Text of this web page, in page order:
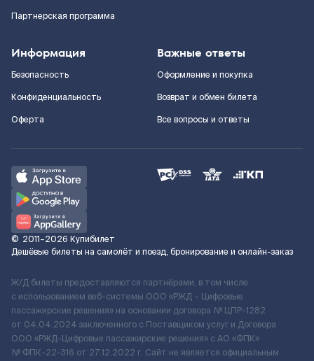
Партнерская программа
Информация
Безопасность
Конфиденциальность
Оферта
Важные ответы
Оформление и покупка
Возврат и обмен билета
Все вопросы и ответы
© 2011–2026 Купибилет
Дешёвые билеты на самолёт и поезд, бронирование и онлайн-заказ
Ж/Д билеты предоставляются партнёрами, в том числе
с использованием веб-системы ООО «РЖД – Цифровые
пассажирские решения» на основании договора № ЦПР-1282
от 04.04.2024 заключенного с Поставщиком услуг и Договора
ООО «РЖД-Цифровые пассажирские решения» c АО «ФПК»
№ ФПК-22-316 от 27.12.2022 г. Сайт не является официальным